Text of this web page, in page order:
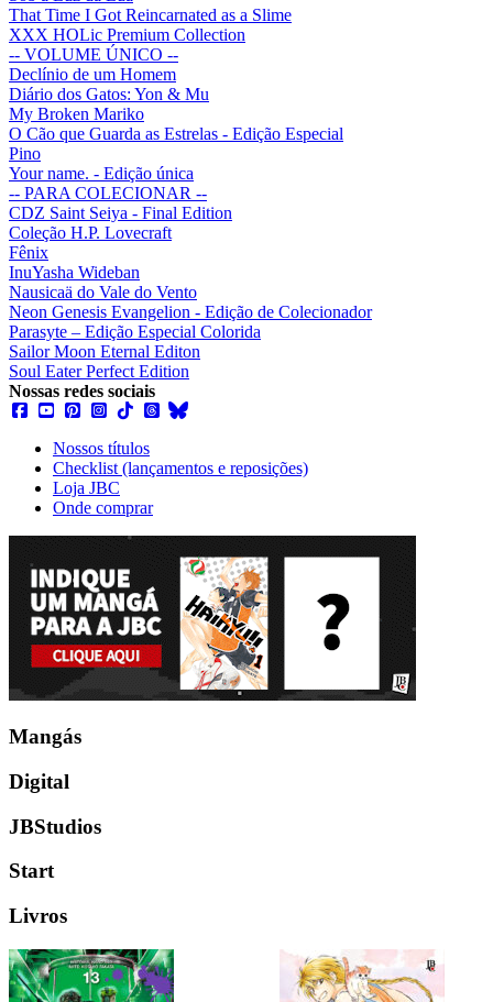
That Time I Got Reincarnated as a Slime
XXX HOLic Premium Collection
-- VOLUME ÚNICO --
Declínio de um Homem
Diário dos Gatos: Yon & Mu
My Broken Mariko
O Cão que Guarda as Estrelas - Edição Especial
Pino
Your name. - Edição única
-- PARA COLECIONAR --
CDZ Saint Seiya - Final Edition
Coleção H.P. Lovecraft
Fênix
InuYasha Wideban
Nausicaä do Vale do Vento
Neon Genesis Evangelion - Edição de Colecionador
Parasyte – Edição Especial Colorida
Sailor Moon Eternal Editon
Soul Eater Perfect Edition
Nossas redes sociais
Nossos títulos
Checklist (lançamentos e reposições)
Loja JBC
Onde comprar
Mangás
Digital
JBStudios
Start
Livros